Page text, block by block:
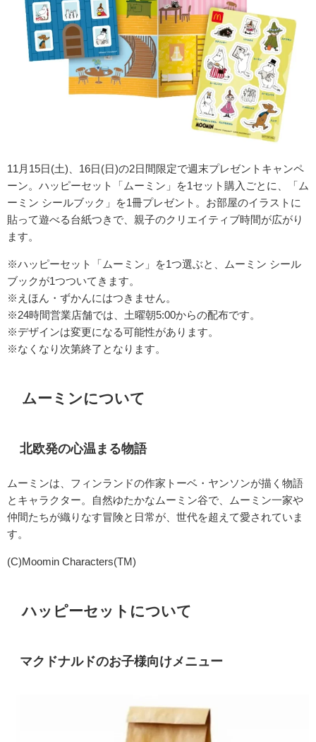
11月15日(土)、16日(日)の2日間限定で週末プレゼントキャンペ
ーン。 ハッピーセット「ムーミン」を1セット購入ごとに、「ム
ーミン シールブック」を1冊プレゼント。お部屋のイラストに
貼って遊べる台紙つきで、親子のクリエイティブ時間が広がり
ます。
※ハッピーセット「ムーミン」を1つ選ぶと、ムーミン シール
ブックが1つついてきます。
※えほん・ずかんにはつきません。
※24時間営業店舗では、土曜朝5:00からの配布です。
※デザインは変更になる可能性があります。
※なくなり次第終了となります。
ムーミンについて
北欧発の心温まる物語
ムーミンは、フィンランドの作家トーベ・ヤンソンが描く物語
とキャラクター。自然ゆたかなムーミン谷で、ムーミン一家や
仲間たちが織りなす冒険と日常が、世代を超えて愛されていま
す。
(C)Moomin Characters(TM)
ハッピーセットについて
マクドナルドのお子様向けメニュー